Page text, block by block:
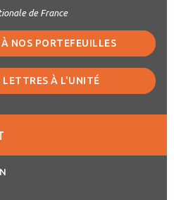
de France
NOS PORTEFEUILLES
LETTRES À L'UNITÉ